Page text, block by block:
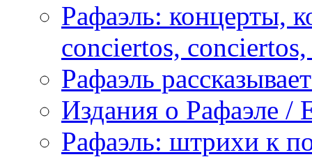
Рафаэль: концерты,
conciertos,
Рафаэль
Издания о Рафаэле /
Рафаэль: штрихи к